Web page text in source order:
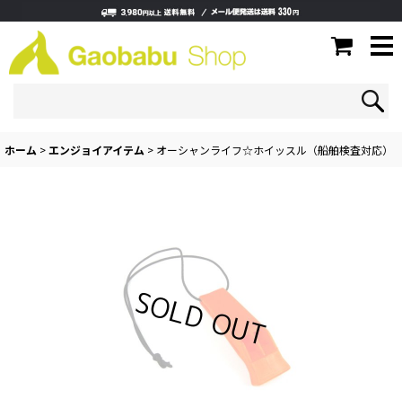
ホーム >エンジョイアイテム > オーシャンライフ☆ホイッスル（船舶検査対応）